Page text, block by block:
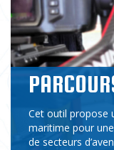
Cet outil propose
maritime pour
de secteurs